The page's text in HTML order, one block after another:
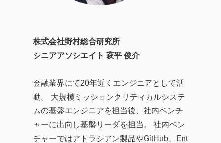
株式会社野村総合研究所
シニアアソシエイト 萩平 俊介
金融業界にて20年近くエンジニアとして活
動。 大規模ミッションクリティカルシステ
ムの基盤エンジニアを担当後、社内ベンチ
ャーに出向し基盤リーダを担当。 社内ベン
チャーではアトラシアン製品やGitHub、Ent